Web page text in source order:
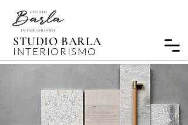
STUDIO BARLA
INTERIORISMO